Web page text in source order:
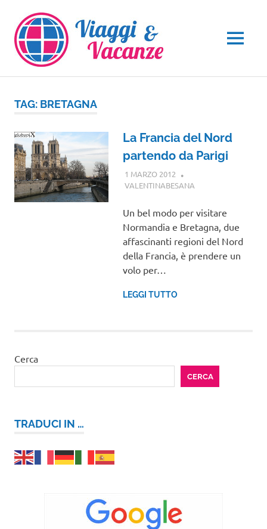
contenuto
MENU
TAG: BRETAGNA
La Francia del Nord
partendo da Parigi
1 MARZO 2012
VALENTINABESANAEUROPA
Un bel modo per visitare
Normandia e Bretagna, due
affascinanti regioni del Nord
della Francia, è prendere un
volo per…
LEGGI TUTTO
Cerca
CERCA
TRADUCI IN …